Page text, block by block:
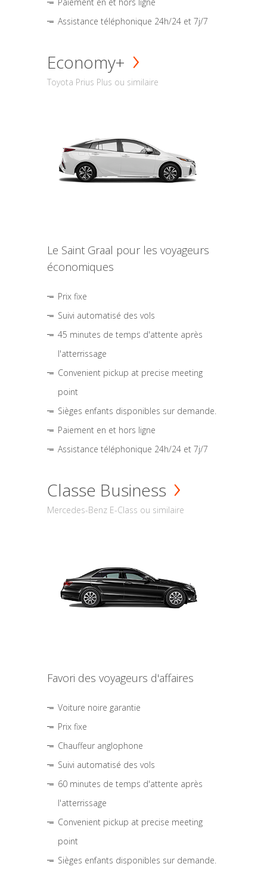
Assistance téléphonique 24h/24 et 7j/7
Economy+
Toyota Prius Plus ou similaire
Le Saint Graal pour les voyageurs
économiques
Prix fixe
Suivi automatisé des vols
45 minutes de temps d'attente après
l'atterrissage
Convenient pickup at precise meeting
point
Sièges enfants disponibles sur demande.
Paiement en et hors ligne
Assistance téléphonique 24h/24 et 7j/7
Classe Business
Mercedes-Benz E-Class ou similaire
Favori des voyageurs d'affaires
Voiture noire garantie
Prix fixe
Chauffeur anglophone
Suivi automatisé des vols
60 minutes de temps d'attente après
l'atterrissage
Convenient pickup at precise meeting
point
Sièges enfants disponibles sur demande.